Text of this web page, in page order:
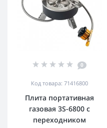
0
Код товара: 71416800
Плита портативная
газовая 3S-6800 с
переходником